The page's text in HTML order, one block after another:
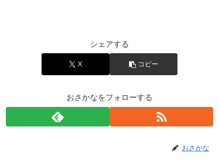
シェアする
X コピー
おさかなをフォローする
おさかな